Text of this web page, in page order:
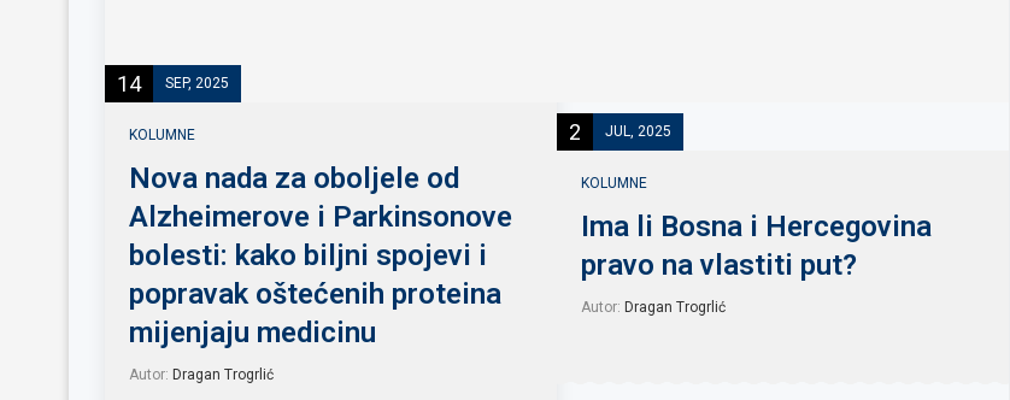
14 SEP, 2025
KOLUMNE
Nova nada za oboljele od
Alzheimerove i Parkinsonove
bolesti: kako biljni spojevi i
popravak oštećenih proteina
mijenjaju medicinu
Autor: Dragan Trogrlić
2 JUL, 2025
KOLUMNE
Ima li Bosna i Hercegovina
pravo na vlastiti put?
Autor: Dragan Trogrlić